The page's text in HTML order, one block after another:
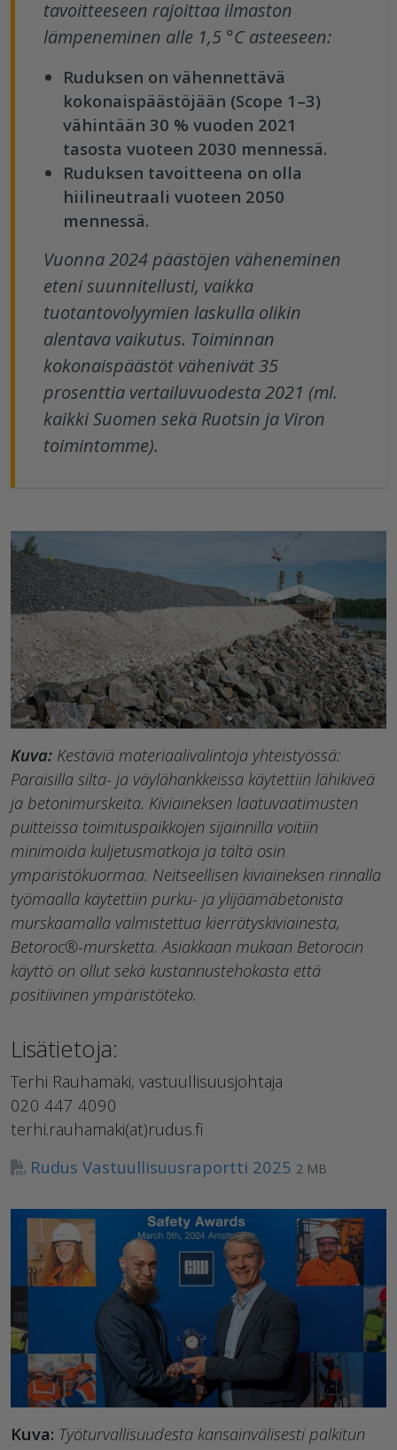
tavoitteeseen rajoittaa ilmaston
lämpeneminen alle 1,5 °C asteeseen:
Ruduksen on vähennettävä
kokonaispäästöjään (Scope 1–3)
vähintään 30 % vuoden 2021
tasosta vuoteen 2030 mennessä.
Ruduksen tavoitteena on olla
hiilineutraali vuoteen 2050
mennessä.
Vuonna 2024 päästöjen väheneminen
eteni suunnitellusti, vaikka
tuotantovolyymien laskulla olikin
alentava vaikutus. Toiminnan
kokonaispäästöt vähenivät 35
prosenttia vertailuvuodesta 2021 (ml.
kaikki Suomen sekä Ruotsin ja Viron
toimintomme).
Kuva: Kestäviä materiaalivalintoja yhteistyössä:
Paraisilla silta- ja väylähankkeissa käytettiin lähikiveä
ja betonimurskeita. Kiviaineksen laatuvaatimusten
puitteissa toimituspaikkojen sijainnilla voitiin
minimoida kuljetusmatkoja ja tältä osin
ympäristökuormaa. Neitseellisen kiviaineksen rinnalla
työmaalla käytettiin purku- ja ylijäämäbetonista
murskaamalla valmistettua kierrätyskiviainesta,
Betoroc®-mursketta. Asiakkaan mukaan Betorocin
käyttö on ollut sekä kustannustehokasta että
positiivinen ympäristöteko.
Lisätietoja:
Terhi Rauhamäki, vastuullisuusjohtaja
020 447 4090
terhi.rauhamaki(at)rudus.fi
Rudus Vastuullisuusraportti 2025 2 MB
Kuva: Työturvallisuudesta kansainvälisesti palkitun